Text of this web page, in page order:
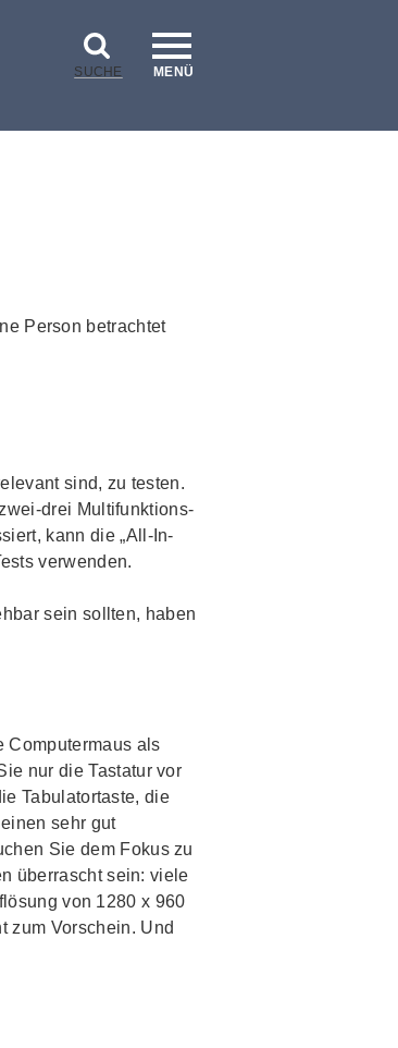
SUCHE MENÜ
sind, zu testen.
drei Multifunktions-
kann die „All-In-
verwenden.
sein sollten, haben
Computermaus als
nur die Tastatur vor
Tabulatortaste, die
sehr gut
Sie dem Fokus zu
überrascht sein: viele
von 1280 x 960
zum Vorschein. Und